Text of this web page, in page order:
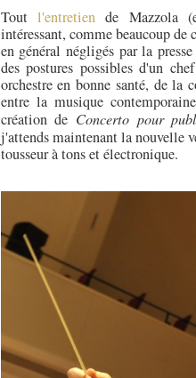
Tout l'entretien de Mazzola
intéressant, comme beaucoup de
en général négligés par la
des postures possibles d'un
orchestre en bonne santé, de
entre la musique
création de Concerto pour
j'attends maintenant la nouvelle
tousseur à tons et électronique.